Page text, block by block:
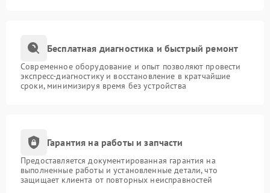
Бесплатная диагностика и быстрый ремонт
Современное оборудование и опыт позволяют провести
экспресс-диагностику и восстановление в кратчайшие
сроки, минимизируя время без устройства
Гарантия на работы и запчасти
Предоставляется документированная гарантия на
выполненные работы и установленные детали, что
защищает клиента от повторных неисправностей